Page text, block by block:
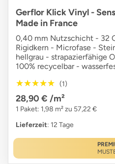
Gerflor Klick Vinyl -
Made in France
0,40 mm Nutzschicht - 32
Rigidkern - Microfase -
hellgrau - strapazierfähige
100% recycelbar -
★★★★★
★★★★★ (1)
28,90 € /m²
1 Paket: 1,98 m² zu 57,22 €
Lieferzeit: 12 Tage